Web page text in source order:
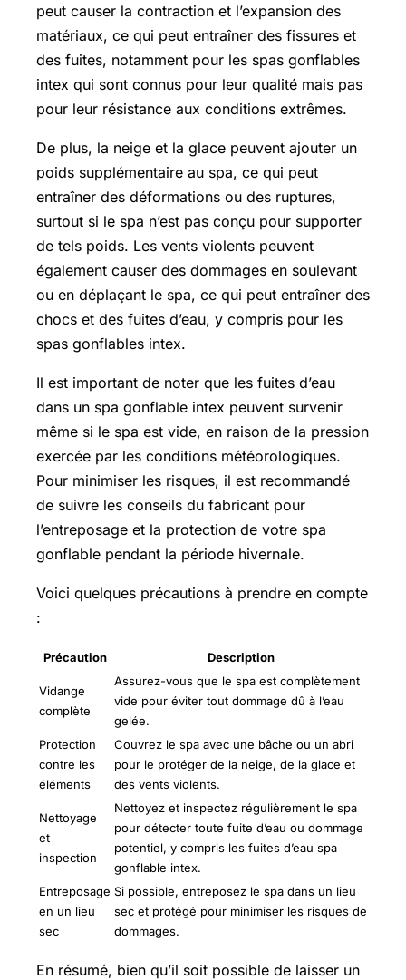
peut causer la contraction et l’expansion des
matériaux, ce qui peut entraîner des fissures et
des fuites, notamment pour les spas gonflables
intex qui sont connus pour leur qualité mais pas
pour leur résistance aux conditions extrêmes.
De plus, la neige et la glace peuvent ajouter un
poids supplémentaire au spa, ce qui peut
entraîner des déformations ou des ruptures,
surtout si le spa n’est pas conçu pour supporter
de tels poids. Les vents violents peuvent
également causer des dommages en soulevant
ou en déplaçant le spa, ce qui peut entraîner des
chocs et des fuites d’eau, y compris pour les
spas gonflables intex.
Il est important de noter que les fuites d’eau
dans un spa gonflable intex peuvent survenir
même si le spa est vide, en raison de la pression
exercée par les conditions météorologiques.
Pour minimiser les risques, il est recommandé
de suivre les conseils du fabricant pour
l’entreposage et la protection de votre spa
gonflable pendant la période hivernale.
Voici quelques précautions à prendre en compte
:
Précaution Description
Vidange
complète
Assurez-vous que le spa est complètement
vide pour éviter tout dommage dû à l’eau
gelée.
Protection
contre les
éléments
Couvrez le spa avec une bâche ou un abri
pour le protéger de la neige, de la glace et
des vents violents.
Nettoyage
et
inspection
Nettoyez et inspectez régulièrement le spa
pour détecter toute fuite d’eau ou dommage
potentiel, y compris les fuites d’eau spa
gonflable intex.
Entreposage
en un lieu
sec
Si possible, entreposez le spa dans un lieu
sec et protégé pour minimiser les risques de
dommages.
En résumé, bien qu’il soit possible de laisser un